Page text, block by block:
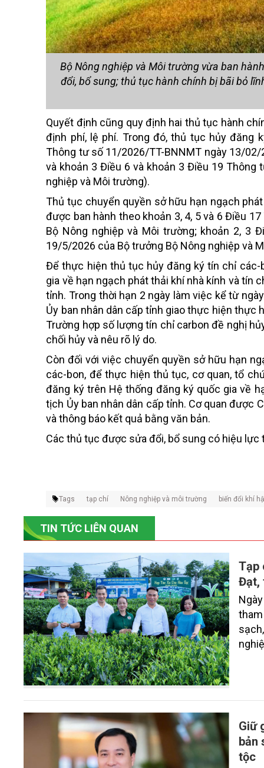
Bộ Nông nghiệp và Môi trường vừa ban
đổi, bổ sung; thủ tục hành chính bị bãi bỏ
Quyết định cũng quy định hai thủ tục hành
định phí, lệ phí. Trong đó, thủ tục hủy đăng
Thông tư số 11/2026/TT-BNNMT ngày 13/
và khoản 3 Điều 6 và khoản 3 Điều 19
nghiệp và Môi trường).
Thủ tục chuyển quyền sở hữu hạn ngạch
được ban hành theo khoản 3, 4, 5 và 6 Điều
Bộ Nông nghiệp và Môi trường; khoản 2, 3
19/5/2026 của Bộ trưởng Bộ Nông nghiệp và
Để thực hiện thủ tục hủy đăng ký tín chỉ
gia về hạn ngạch phát thải khí nhà kính và tín
tỉnh. Trong thời hạn 2 ngày làm việc kể từ
Ủy ban nhân dân cấp tỉnh giao thực hiện thực
Trường hợp số lượng tín chỉ carbon đề nghị
chối hủy và nêu rõ lý do.
Còn đối với việc chuyển quyền sở hữu hạn
các-bon, để thực hiện thủ tục, cơ quan, tổ
đăng ký trên Hệ thống đăng ký quốc gia về
tịch Ủy ban nhân dân cấp tỉnh. Cơ quan được
và thông báo kết quả bằng văn bản.
Các thủ tục được sửa đổi, bổ sung có hiệu
Tags tạp chí Nông nghiệp và môi trường biến đổi khí
TIN TỨC LIÊN QUAN
Tạp
Đạt,
Giữ
bản
tộc